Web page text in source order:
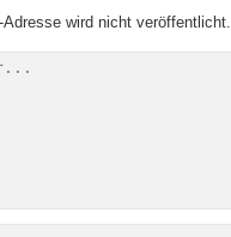
Adresse wird nicht veröffentlicht.